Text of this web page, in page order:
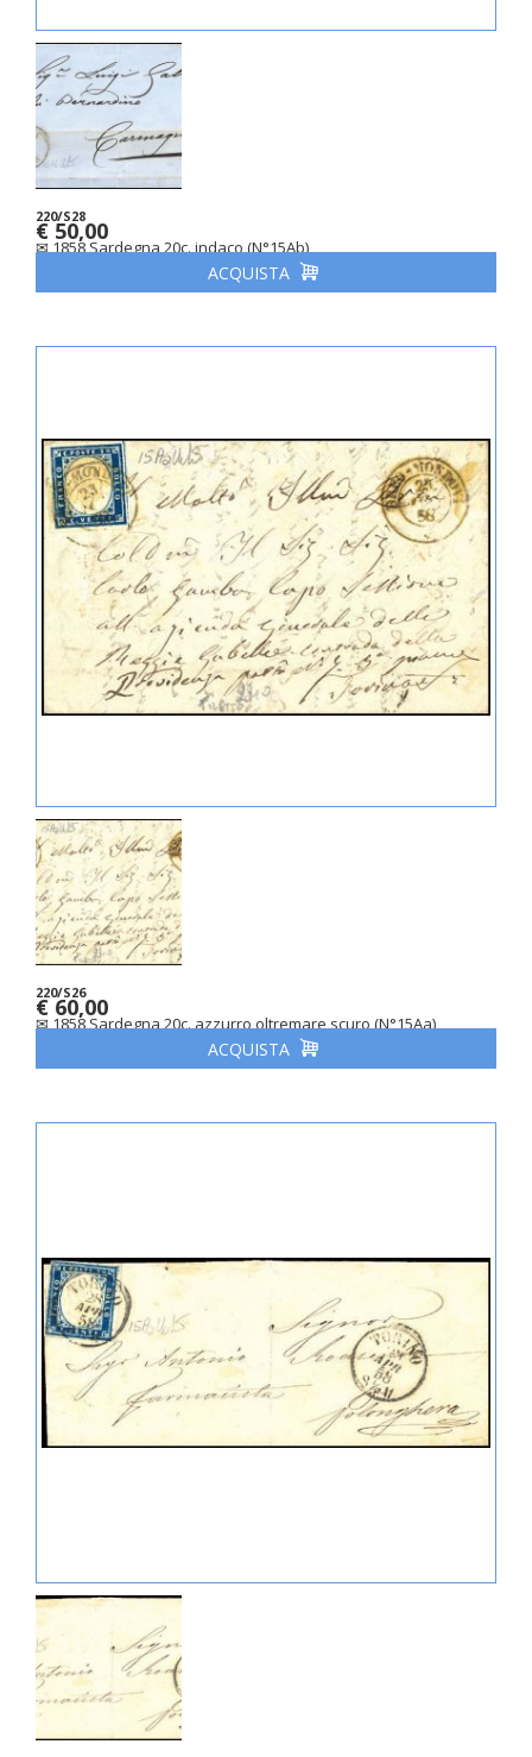
220/S28
✉ 1858 Sardegna 20c. indaco (N°15Ab)
€ 50,00
ACQUISTA
220/S26
✉ 1858 Sardegna 20c. azzurro oltremare scuro (N°15Aa)
€ 60,00
ACQUISTA